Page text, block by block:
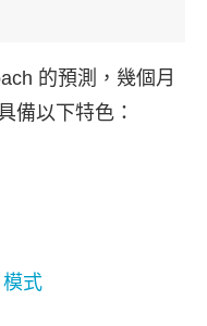
的預測，幾個月
備以下特色：
模式